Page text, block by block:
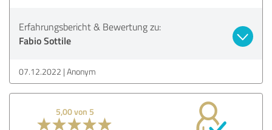
Erfahrungsbericht & Bewertung zu:
Fabio Sottile
07.12.2022 Anonym
5,00 von 5